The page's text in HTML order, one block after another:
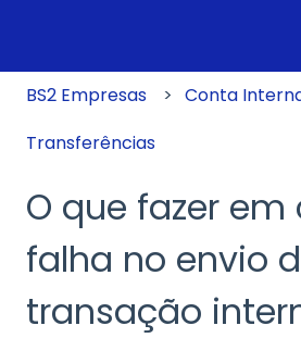
BS2 Empresas
Conta
Transferências
O que fazer em
falha no envio
transação